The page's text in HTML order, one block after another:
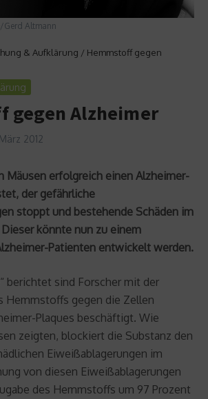
Gerd Altmann
& Aufklärung / Hemmstoff gegen
gegen Alzheimer
2012
Mäusen erfolgreich einen Alzheimer-
der gefährliche
stoppt und bestehende Schäden im
könnte nun zu einem
Patienten entwickelt werden.
berichtet sind Forscher mit der
Hemmstoffs gegen die Zellen
Plaques beschäftigt. Wie
zeigten, blockiert die Substanz den
Eiweißablagerungen im
von diesen Eiweißablagerungen
des Hemmstoffs um 97 Prozent